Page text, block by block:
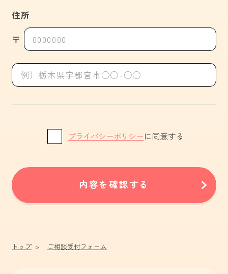
住所
〒
プライバシーポリシーに同意する
内容を確認する
トップ ご相談受付フォーム